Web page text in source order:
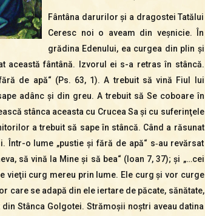
Fântâna darurilor şi a dragostei Tatălui
Ceresc noi o aveam din veşnicie. În
grădina Edenului, ea curgea din plin şi
această fântână. Izvorul ei s-a retras în stâncă.
de apă“ (Ps. 63, 1). A trebuit să vină Fiul lui
adânc şi din greu. A trebuit să Se coboare în
stânca aceasta cu Crucea Sa şi cu suferinţele
a trebuit să sape în stâncă. Când a răsunat
Într-o lume „pustie şi fără de apă“ s‑au revărsat
să vină la Mine şi să bea“ (Ioan 7, 37); şi „…cei
vieţii curg mereu prin lume. Ele curg şi vor curge
care se adapă din ele iertare de păcate, sănătate,
Stânca Golgotei. Strămoşii noştri aveau datina